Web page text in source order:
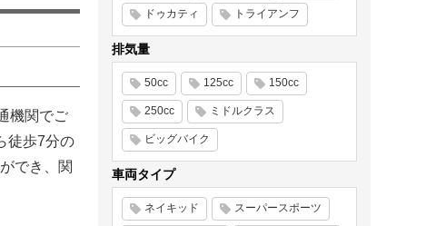
機関でご
徒歩7分の
でき、関
ドゥカティ トライアンフ
排気量
50cc 125cc 150cc
250cc ミドルクラス
ビッグバイク
車両タイプ
ネイキッド スーパースポーツ